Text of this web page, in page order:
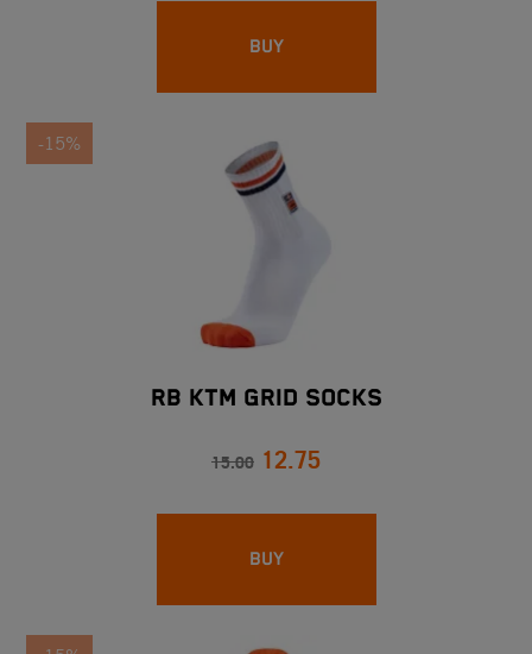
BUY
-15%
RB KTM GRID SOCKS
15.00 12.75
BUY